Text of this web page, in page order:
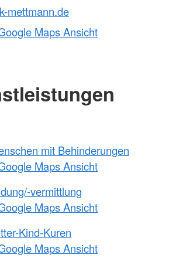
mettmann.de
Maps Ansicht
mit Behinderungen
Maps Ansicht
vermittlung
Maps Ansicht
Kind-Kuren
Maps Ansicht